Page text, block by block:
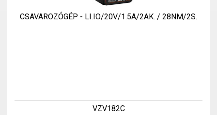
CSAVAROZÓGÉP - LI.IO/20V/1.5A/2AK. / 28NM/2S.
VZV182C